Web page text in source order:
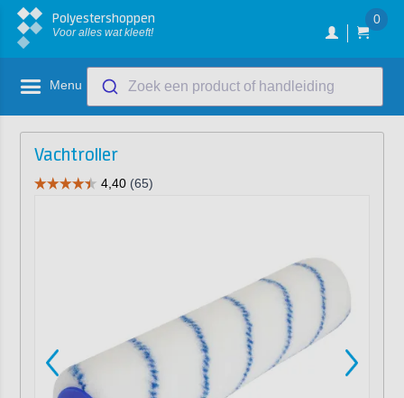
Polyestershoppen
Voor alles wat kleeft!
0
Menu Zoek een product of handleiding
Vachtroller